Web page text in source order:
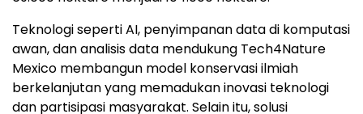
Teknologi seperti AI, penyimpanan data di komputasi
awan, dan analisis data mendukung Tech4Nature
Mexico membangun model konservasi ilmiah
berkelanjutan yang memadukan inovasi teknologi
dan partisipasi masyarakat. Selain itu, solusi